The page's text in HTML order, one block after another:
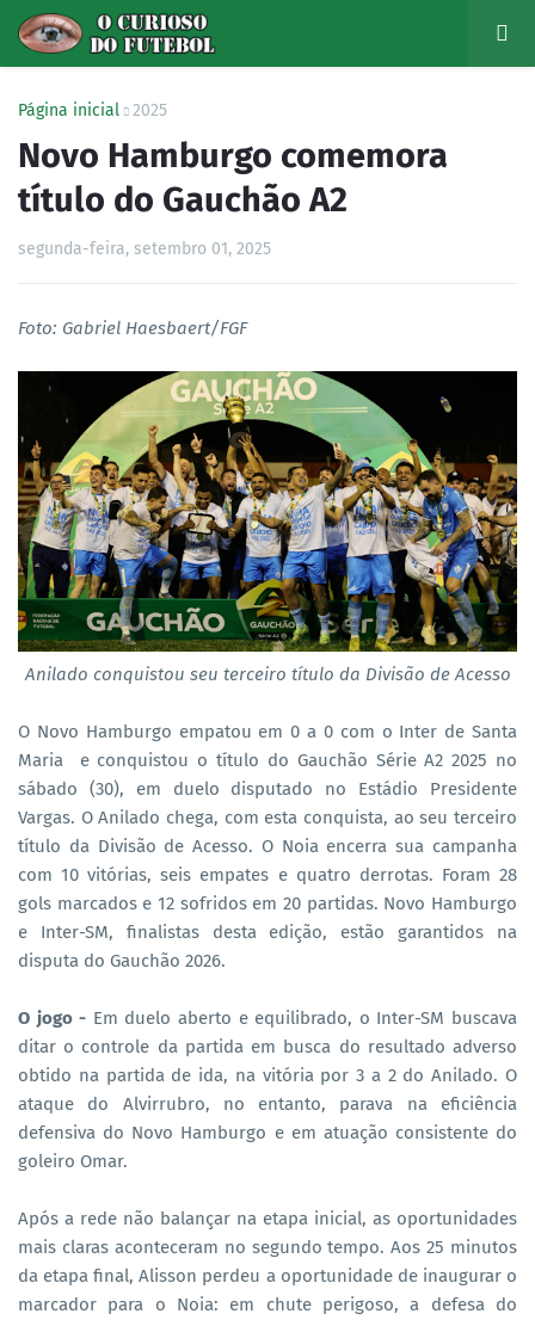
Página inicial 2025
Novo Hamburgo comemora
título do Gauchão A2
segunda-feira, setembro 01, 2025
Foto: Gabriel Haesbaert/FGF
Anilado conquistou seu terceiro título da Divisão de Acesso
O Novo Hamburgo empatou em 0 a 0 com o Inter de Santa
Maria e conquistou o título do Gauchão Série A2 2025 no
sábado (30), em duelo disputado no Estádio Presidente
Vargas. O Anilado chega, com esta conquista, ao seu terceiro
título da Divisão de Acesso. O Noia encerra sua campanha
com 10 vitórias, seis empates e quatro derrotas. Foram 28
gols marcados e 12 sofridos em 20 partidas. Novo Hamburgo
e Inter-SM, finalistas desta edição, estão garantidos na
disputa do Gauchão 2026.
O jogo - Em duelo aberto e equilibrado, o Inter-SM buscava
ditar o controle da partida em busca do resultado adverso
obtido na partida de ida, na vitória por 3 a 2 do Anilado. O
ataque do Alvirrubro, no entanto, parava na eficiência
defensiva do Novo Hamburgo e em atuação consistente do
goleiro Omar.
Após a rede não balançar na etapa inicial, as oportunidades
mais claras aconteceram no segundo tempo. Aos 25 minutos
da etapa final, Alisson perdeu a oportunidade de inaugurar o
marcador para o Noia: em chute perigoso, a defesa do